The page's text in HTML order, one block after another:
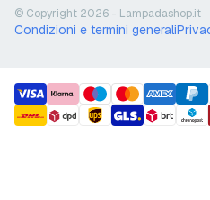
© Copyright 2026 - Lampadashop.it
Condizioni e termini generali
payment methods
shipment methods